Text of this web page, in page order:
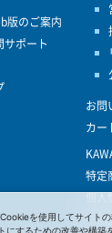
版のご案内
ポート
お問
カー
特定
個人
を使用してサイト
にするための改善や構築